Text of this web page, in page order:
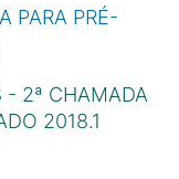
PARA PRÉ-
- 2ª CHAMADA
2018.1